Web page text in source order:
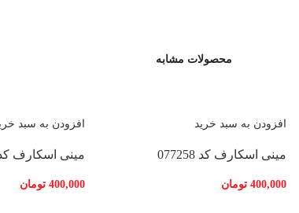
محصولات مشابه
افزودن به سبد خرید
مینی اسکارف کد 077258
400,000 تومان
افزودن به سبد
مینی اسکارف کد
400,000 تومان